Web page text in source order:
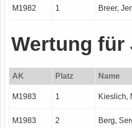
M1982 1 Breer,
Wertung für
AK Platz Name
M1983 1 Kieslich,
M1983 2 Berg,